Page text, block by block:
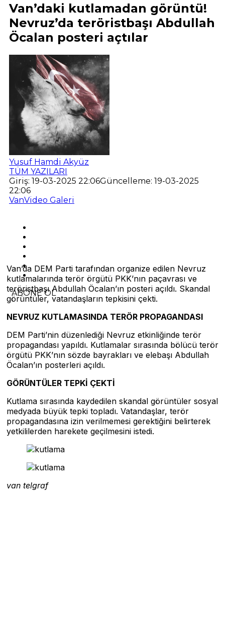
Van’daki kutlamadan görüntü!
Nevruz’da teröristbaşı Abdullah
Öcalan posteri açtılar
Yusuf Hamdi Akyüz
TÜM YAZILARI
Giriş: 19-03-2025 22:06Güncelleme: 19-03-2025
22:06
VanVideo Galeri
ABONE OL
Van’da DEM Parti tarafından organize edilen Nevruz
kutlamalarında terör örgütü PKK’nın paçavrası ve
teröristbaşı Abdullah Öcalan’ın posteri açıldı. Skandal
görüntüler, vatandaşların tepkisini çekti.
NEVRUZ KUTLAMASINDA TERÖR PROPAGANDASI
DEM Parti’nin düzenlediği Nevruz etkinliğinde terör
propagandası yapıldı. Kutlamalar sırasında bölücü terör
örgütü PKK’nın sözde bayrakları ve elebaşı Abdullah
Öcalan’ın posterleri açıldı.
GÖRÜNTÜLER TEPKİ ÇEKTİ
Kutlama sırasında kaydedilen skandal görüntüler sosyal
medyada büyük tepki topladı. Vatandaşlar, terör
propagandasına izin verilmemesi gerektiğini belirterek
yetkililerden harekete geçilmesini istedi.
van telgraf